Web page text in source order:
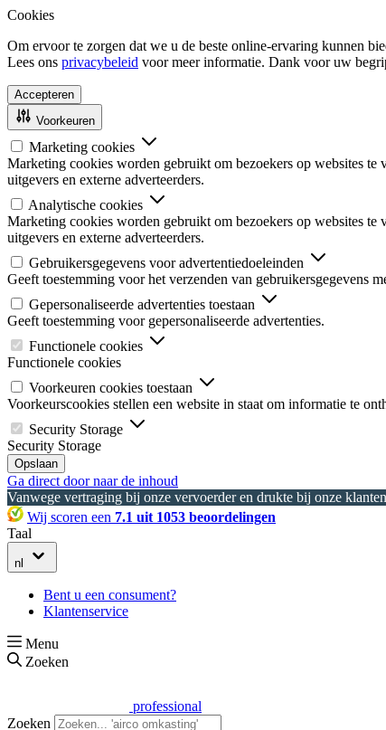
Cookies
Om ervoor te zorgen dat we u de beste online-ervaring kunnen
Lees ons privacybeleid voor meer informatie. Dank voor uw
Accepteren
Voorkeuren
Marketing cookies
Marketing cookies worden gebruikt om bezoekers op websites
uitgevers en externe adverteerders.
Analytische cookies
Marketing cookies worden gebruikt om bezoekers op websites
uitgevers en externe adverteerders.
Gebruikersgegevens voor advertentiedoeleinden
Geeft toestemming voor het verzenden van gebruikersgegevens
Gepersonaliseerde advertenties toestaan
Geeft toestemming voor gepersonaliseerde advertenties.
Functionele cookies
Functionele cookies
Voorkeuren cookies toestaan
Voorkeurscookies stellen een website in staat om informatie te
Security Storage
Security Storage
Opslaan
Ga direct door naar de inhoud
Vanwege vertraging bij onze vervoerder en drukte bij onze
Wij scoren een 7.1 uit 1053 beoordelingen
Taal
nl
Bent u een consument?
Klantenservice
Menu
Zoeken
professional
Zoeken